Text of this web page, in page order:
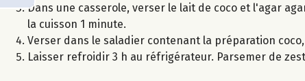
Dans une casserole, verser le lait de coco et l'agar
la cuisson 1 minute.
Verser dans le saladier contenant la préparation
Laisser refroidir 3 h au réfrigérateur. Parsemer de